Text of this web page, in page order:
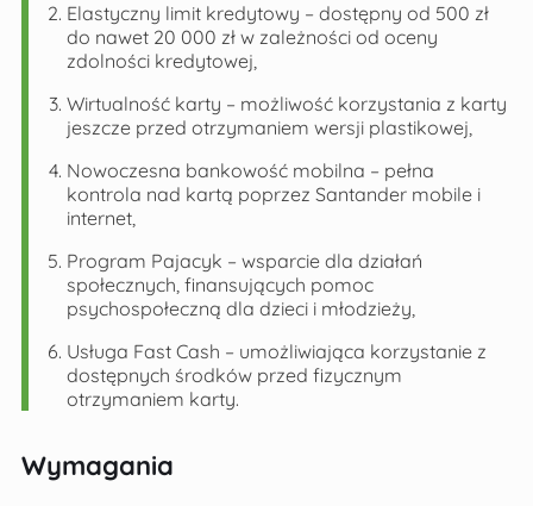
Elastyczny limit kredytowy – dostępny od 500 zł
do nawet 20 000 zł w zależności od oceny
zdolności kredytowej,
Wirtualność karty – możliwość korzystania z karty
jeszcze przed otrzymaniem wersji plastikowej,
Nowoczesna bankowość mobilna – pełna
kontrola nad kartą poprzez Santander mobile i
internet,
Program Pajacyk – wsparcie dla działań
społecznych, finansujących pomoc
psychospołeczną dla dzieci i młodzieży,
Usługa Fast Cash – umożliwiająca korzystanie z
dostępnych środków przed fizycznym
otrzymaniem karty.
Wymagania